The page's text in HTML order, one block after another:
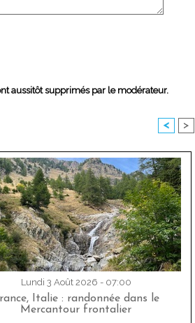
aussitôt supprimés par le modérateur.
< >
Lundi 3 Août 2026 - 07:00
Italie : randonnée dans le
Mercantour frontalier